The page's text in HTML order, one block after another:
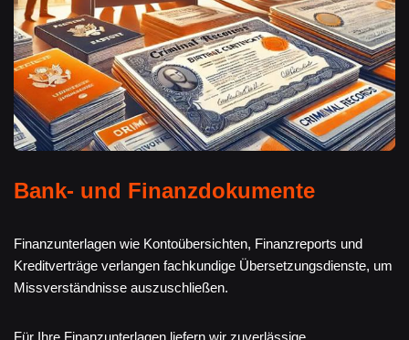
Bank- und Finanzdokumente
Finanzunterlagen wie Kontoübersichten, Finanzreports und
Kreditverträge verlangen fachkundige Übersetzungsdienste, um
Missverständnisse auszuschließen.